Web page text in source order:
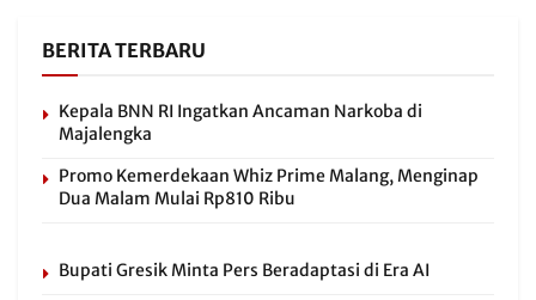
BERITA TERBARU
Kepala BNN RI Ingatkan Ancaman Narkoba di
Majalengka
Promo Kemerdekaan Whiz Prime Malang, Menginap
Dua Malam Mulai Rp810 Ribu
Bupati Gresik Minta Pers Beradaptasi di Era AI